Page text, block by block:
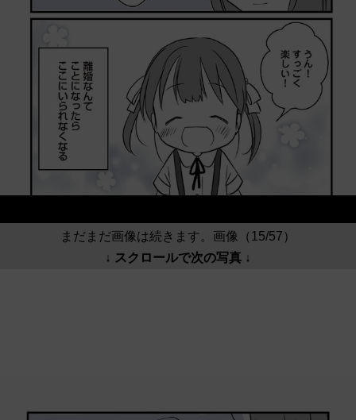
まだまだ画像は続きます。画像（15/57）
↓ スクロールで次の写真 ↓